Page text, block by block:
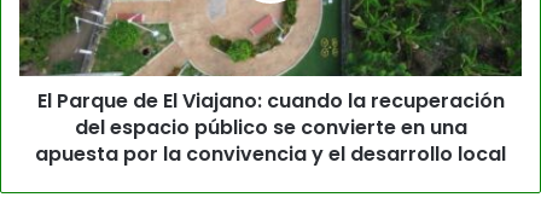
El Parque de El Viajano: cuando la recuperación
del espacio público se convierte en una
apuesta por la convivencia y el desarrollo local